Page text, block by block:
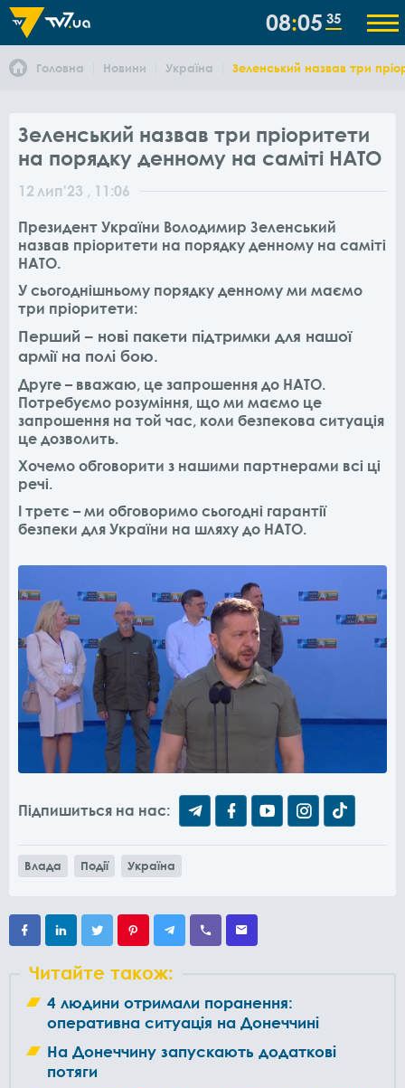
08 05 35
Головна Новини Україна Зеленський назвав три
Зеленський назвав три пріоритети
на порядку денному на саміті НАТО
12 лип'23 , 11:06
Президент України Володимир Зеленський
назвав пріоритети на порядку денному на саміті
НАТО.
У сьогоднішньому порядку денному ми маємо
три пріоритети:
Перший – нові пакети підтримки для нашої
армії на полі бою.
Друге – вважаю, це запрошення до НАТО.
Потребуємо розуміння, що ми маємо це
запрошення на той час, коли безпекова ситуація
це дозволить.
Хочемо обговорити з нашими партнерами всі ці
речі.
І третє – ми обговоримо сьогодні гарантії
безпеки для України на шляху до НАТО.
Підпишиться на нас:
Влада Події Україна
Читайте також:
4 людини отримали поранення:
оперативна ситуація на Донеччині
На Донеччину запускають додаткові
потяги